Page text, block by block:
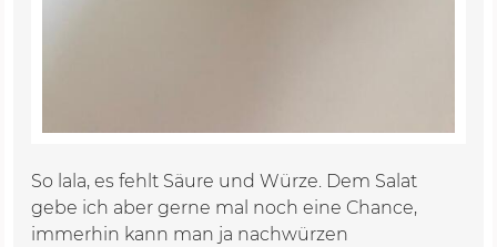
So lala, es fehlt Säure und Würze. Dem Salat
gebe ich aber gerne mal noch eine Chance,
immerhin kann man ja nachwürzen